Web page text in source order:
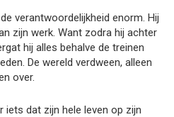
verantwoordelijkheid enorm. Hij
zijn werk. Want zodra hij achter
hij alles behalve de treinen
De wereld verdween, alleen
over.
iets dat zijn hele leven op zijn